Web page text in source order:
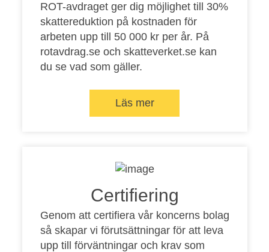
ROT-avdraget ger dig möjlighet till 30%
skattereduktion på kostnaden för
arbeten upp till 50 000 kr per år. På
rotavdrag.seoch skatteverket.sekan
du se vad som gäller.
Läs mer
Certifiering
Genom att certifiera vår koncerns bolag
så skapar vi förutsättningar för att leva
upp till förväntningar och krav som